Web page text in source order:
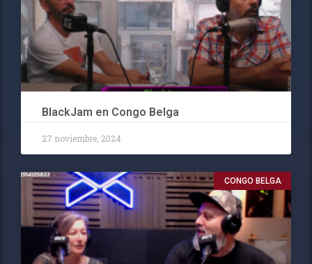
BlackJam en Congo Belga
27 noviembre, 2024
CONGO BELGA